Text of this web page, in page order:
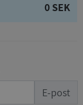
0 SEK
E-post